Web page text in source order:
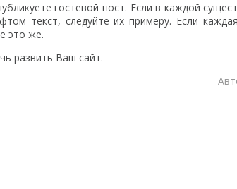
гостевой пост. Если в каждой
текст, следуйте их примеру. Если
это же.
развить Ваш сайт.